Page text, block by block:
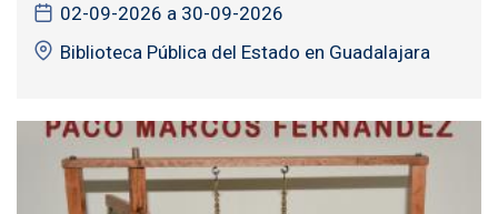
02-09-2026 a 30-09-2026
Biblioteca Pública del Estado en Guadalajara